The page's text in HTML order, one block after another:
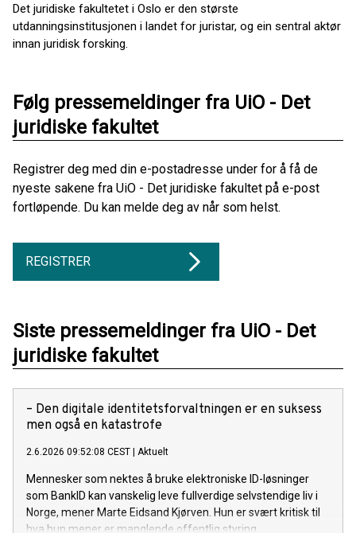
Det juridiske fakultetet i Oslo er den største
utdanningsinstitusjonen i landet for juristar, og ein sentral aktør
innan juridisk forsking.
Følg pressemeldinger fra UiO - Det
juridiske fakultet
Registrer deg med din e-postadresse under for å få de
nyeste sakene fra UiO - Det juridiske fakultet på e-post
fortløpende. Du kan melde deg av når som helst.
REGISTRER
Siste pressemeldinger fra UiO - Det
juridiske fakultet
– Den digitale identitetsforvaltningen er en suksess
men også en katastrofe
2.6.2026 09:52:08 CEST | Aktuelt
Mennesker som nektes å bruke elektroniske ID-løsninger
som BankID kan vanskelig leve fullverdige selvstendige liv i
Norge, mener Marte Eidsand Kjørven. Hun er svært kritisk til
hva hun mener er manglende offentlig styring.